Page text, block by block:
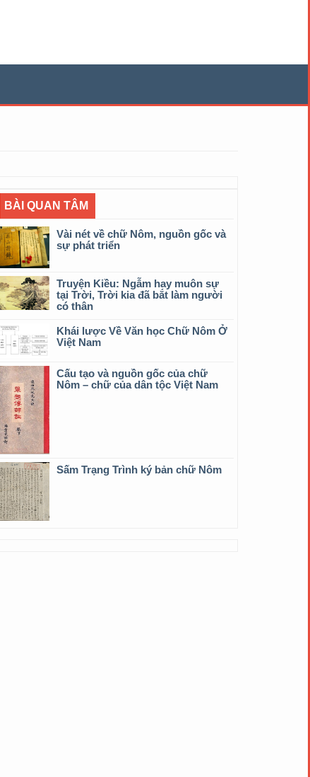
BÀI QUAN TÂM
Vài nét về chữ Nôm, nguồn gốc và
sự phát triển
Truyện Kiều: Ngẫm hay muôn sự
tại Trời, Trời kia đã bắt làm người
có thân
Khái lược Về Văn học Chữ Nôm Ở
Việt Nam
Cấu tạo và nguồn gốc của chữ
Nôm – chữ của dân tộc Việt Nam
Sấm Trạng Trình ký bản chữ Nôm